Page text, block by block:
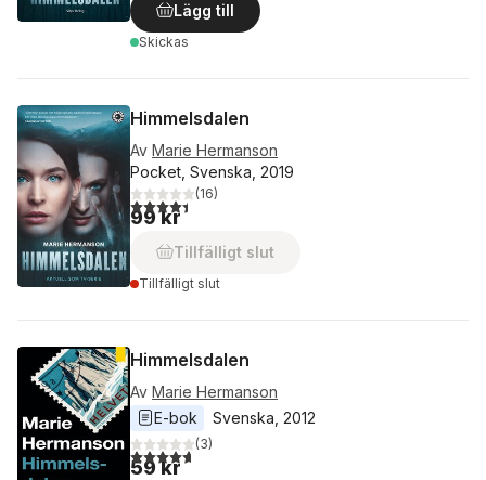
Lägg till
Skickas
Himmelsdalen
Av Marie Hermanson
Pocket, Svenska, 2019
4,4utav 5 stjärnor. Totalt antal röster:
(16)
99 kr
Tillfälligt slut
Tillfälligt slut
Himmelsdalen
Av Marie Hermanson
E-bok
Svenska 2012
4,7utav 5 stjärnor. Totalt antal röster:
(3)
59 kr